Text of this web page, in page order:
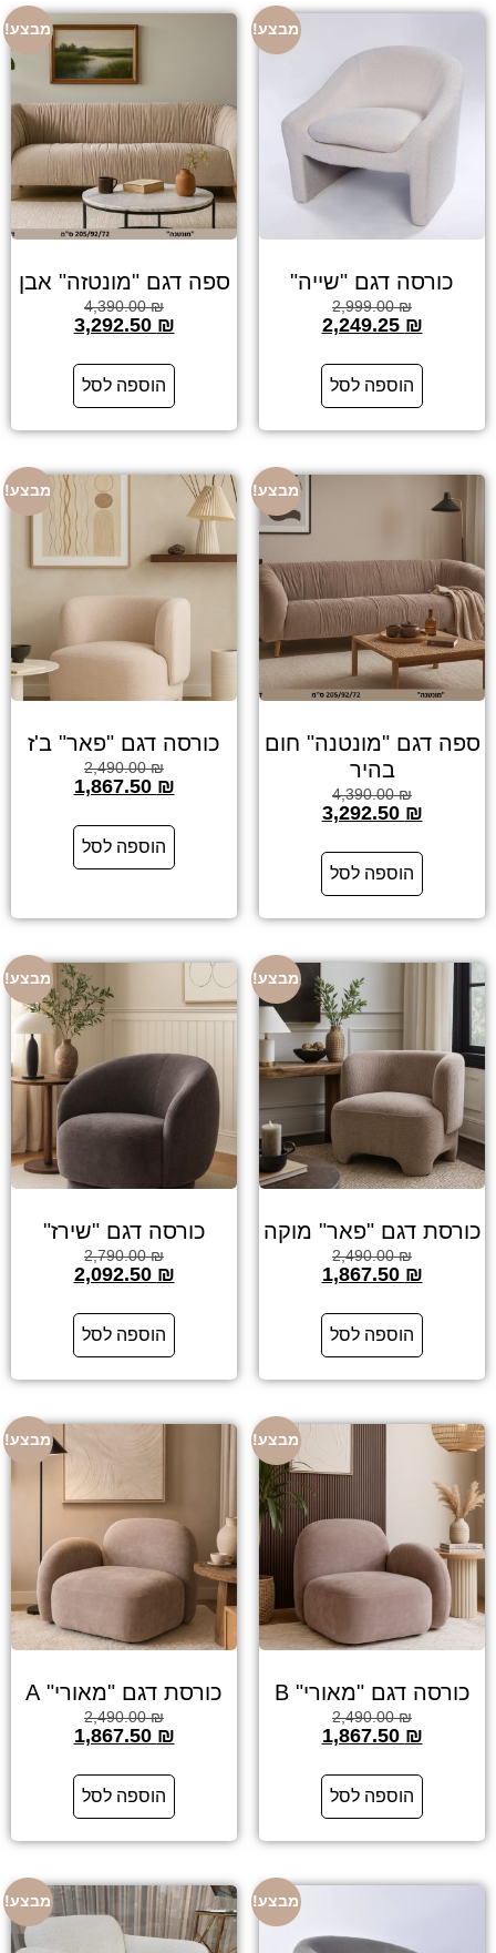
מבצע!
כורסה דגם "שייה"
2,999.00₪
2,249.25 ₪
הוספה לסל
מבצע!
ספה דגם "מונטזה" אבן
4,390.00₪
3,292.50 ₪
הוספה לסל
מבצע!
ספה דגם "מונטנה" חום
בהיר
4,390.00₪
3,292.50 ₪
הוספה לסל
מבצע!
כורסה דגם "פאר" ב'ז
2,490.00₪
1,867.50 ₪
הוספה לסל
מבצע!
כורסת דגם "פאר" מוקה
2,490.00₪
1,867.50 ₪
הוספה לסל
מבצע!
כורסה דגם "שירז"
2,790.00₪
2,092.50 ₪
הוספה לסל
מבצע!
כורסה דגם "מאורי" B
2,490.00₪
1,867.50 ₪
הוספה לסל
מבצע!
כורסת דגם "מאורי" A
2,490.00₪
1,867.50 ₪
הוספה לסל
מבצע! מבצע!